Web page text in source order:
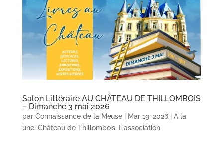
Salon Littéraire AU CHÂTEAU DE THILLOMBOIS
– Dimanche 3 mai 2026
par Connaissance de la Meuse| Mar 19, 2026| A la
une, Château de Thillombois, L'association